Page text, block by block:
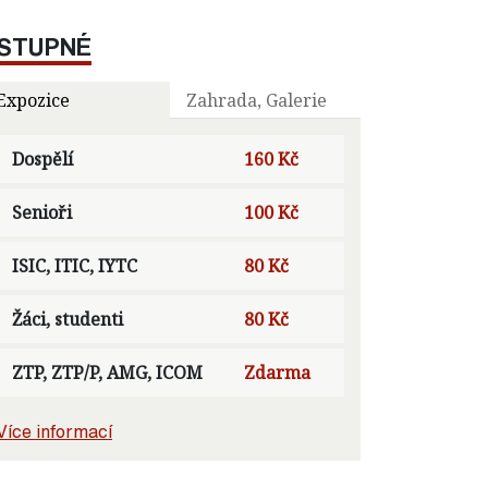
Zahrada, Galerie
Dospělí 160 Kč
Senioři 100 Kč
ISIC, ITIC, IYTC 80 Kč
Žáci, studenti 80 Kč
ZTP, ZTP/P, AMG, ICOM Zdarma
informací